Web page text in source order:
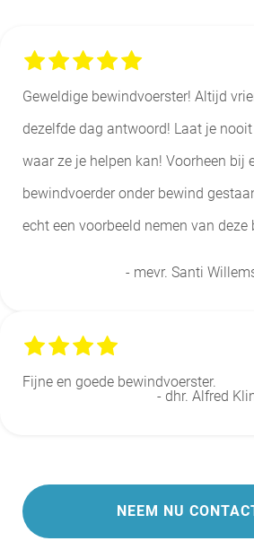
Geweldige bewindvoerster! Altijd
dezelfde dag antwoord! Laat je
waar ze je helpen kan! Voorheen bij
bewindvoerder onder bewind
echt een voorbeeld nemen van deze
- mevr. Santi
Fijne en goede bewindvoerster.
- dhr. Alfred
NEEM NU